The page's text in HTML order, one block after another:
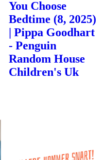
You Choose
Bedtime (8, 2025)
| Pippa Goodhart
- Penguin
Random House
Children's Uk